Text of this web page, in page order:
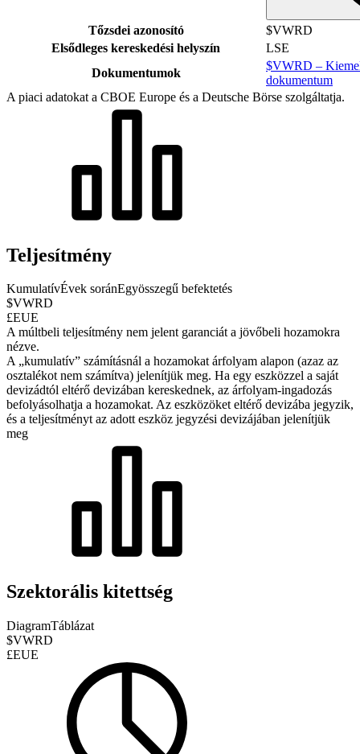
Tőzsdei azonosító
$VWRD
Elsődleges kereskedési helyszín
LSE
Dokumentumok
$VWRD –
dokumentum
A piaci adatokat a CBOE Europe és a Deutsche Börse szolgáltatja.
Teljesítmény
KumulatívÉvek soránEgyösszegű befektetés
$VWRD
£EUE
A múltbeli teljesítmény nem jelent garanciát a jövőbeli hozamokra
nézve.
A „kumulatív” számításnál a hozamokat árfolyam alapon (azaz az
osztalékot nem számítva) jelenítjük meg. Ha egy eszközzel a saját
devizádtól eltérő devizában kereskednek, az árfolyam-ingadozás
befolyásolhatja a hozamokat. Az eszközöket eltérő devizába jegyzik,
és a teljesítményt az adott eszköz jegyzési devizájában jelenítjük
meg
Szektorális kitettség
DiagramTáblázat
$VWRD
£EUE